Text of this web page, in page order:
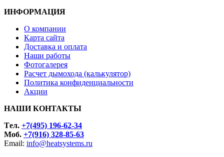
ИНФОРМАЦИЯ
О компании
Карта сайта
Доставка и оплата
Наши работы
Фотогалерея
Расчет дымохода (калькулятор)
Политика конфиденциальности
Акции
НАШИ КОНТАКТЫ
Tел. +7(495) 196-62-34
Моб. +7(916) 328-85-63
Email: info@heatsystems.ru